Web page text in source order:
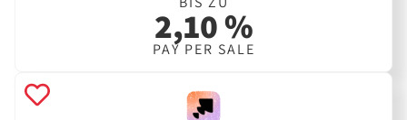
2,10 %
PAY PER SALE